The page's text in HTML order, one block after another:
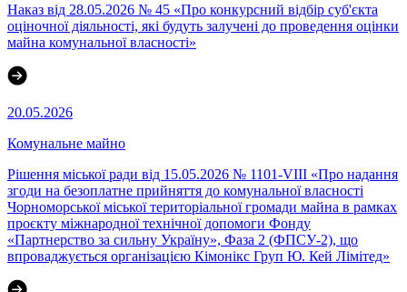
Наказ від 28.05.2026 № 45 «Про конкурсний відбір суб'єкта
оціночної діяльності, які будуть залучені до проведення оцінки
майна комунальної власності»
20.05.2026
Комунальне майно
Рішення міської ради від 15.05.2026 № 1101-VIII «Про надання
згоди на безоплатне прийняття до комунальної власності
Чорноморської міської територіальної громади майна в рамках
проєкту міжнародної технічної допомоги Фонду
«Партнерство за сильну Україну», Фаза 2 (ФПСУ-2), що
впроваджується організацією Кімонікс Груп Ю. Кей Лімітед»